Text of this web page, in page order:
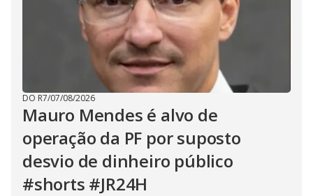
DO R7/07/08/2026
Mauro Mendes é alvo de
operação da PF por suposto
desvio de dinheiro público
#shorts #JR24H